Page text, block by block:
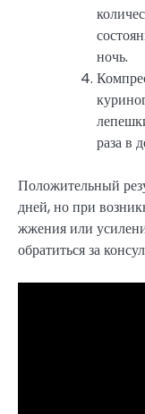
ночь.
раза в
Положительный
дней, но при
жжения или
обратиться за